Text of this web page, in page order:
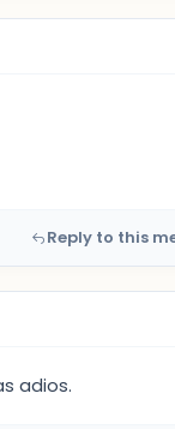
Reply to this
adios.